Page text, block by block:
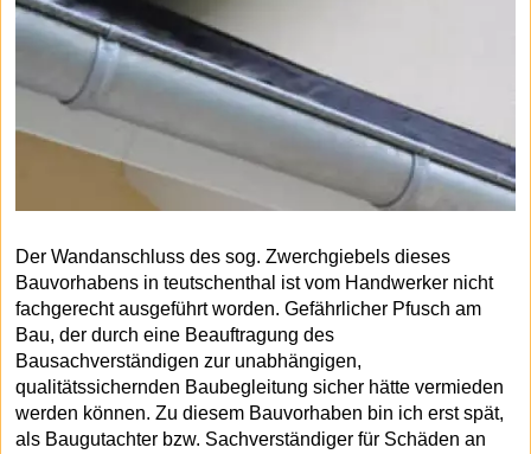
Der Wandanschluss des sog. Zwerchgiebels dieses
Bauvorhabens in teutschenthal ist vom Handwerker nicht
fachgerecht ausgeführt worden. Gefährlicher Pfusch am
Bau, der durch eine Beauftragung des
Bausachverständigen zur unabhängigen,
qualitätssichernden Baubegleitung sicher hätte vermieden
werden können. Zu diesem Bauvorhaben bin ich erst spät,
als Baugutachter bzw. Sachverständiger für Schäden an